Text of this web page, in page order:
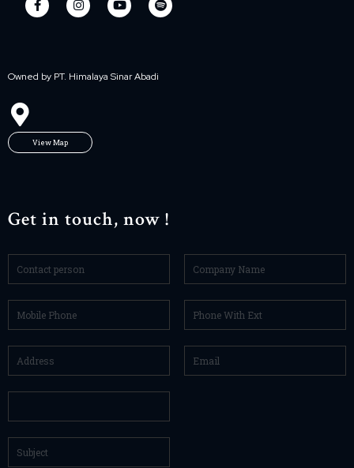
Owned by PT. Himalaya Sinar Abadi
View Map
Get in touch, now !